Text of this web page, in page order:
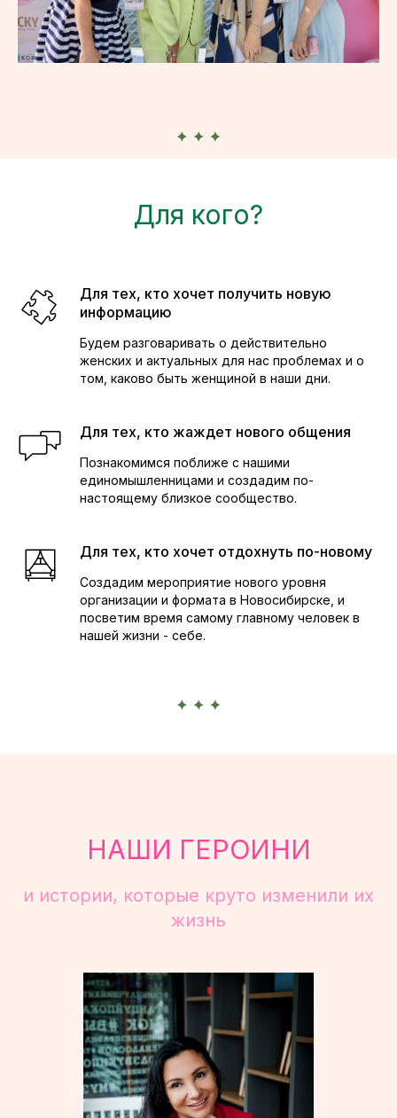
Для кого?
Для тех, кто хочет получить новую
информацию
Будем разговаривать о действительно
женских и актуальных для нас проблемах и о
том, каково быть женщиной в наши дни.
Для тех, кто жаждет нового общения
Познакомимся поближе с нашими
единомышленницами и создадим по-
настоящему близкое сообщество.
Для тех, кто хочет отдохнуть по-новому
Создадим мероприятие нового уровня
организации и формата в Новосибирске, и
посветим время самому главному человек в
нашей жизни - себе.
НАШИ ГЕРОИНИ
и истории, которые круто изменили их
жизнь